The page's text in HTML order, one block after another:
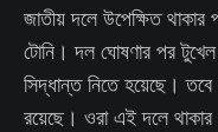
জাতীয় দলে উপেক্ষিত
টোনি। দল ঘোষণার পর
সিদ্ধান্ত নিতে হয়েছে।
রয়েছে। ওরা এই দলে